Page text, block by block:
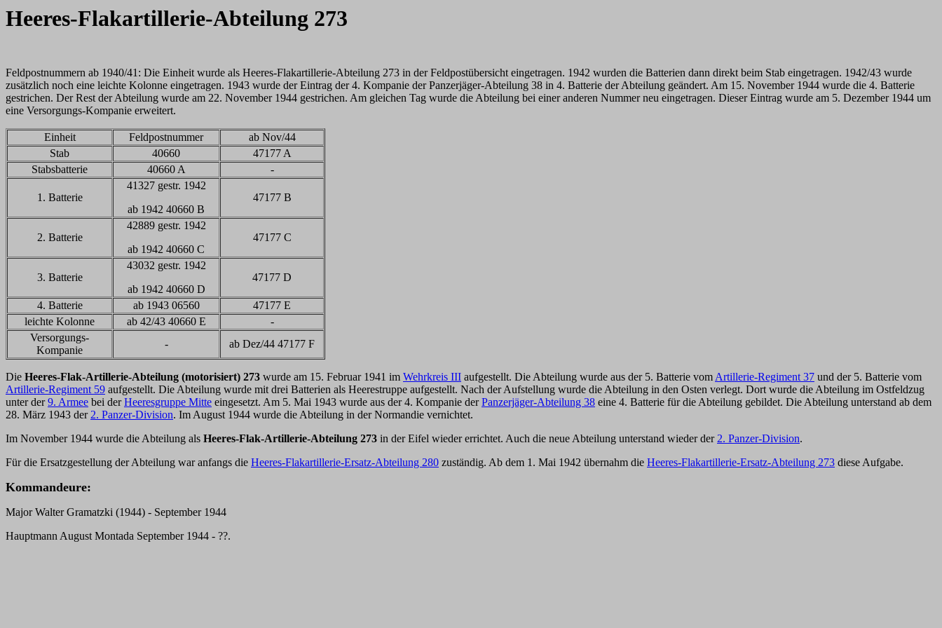
Heeres-Flakartillerie-Abteilung 273
Feldpostnummern ab 1940/41: Die Einheit wurde als Heeres-Flakartillerie-Abteilung 273 in der Feldpostübersicht eingetragen. 1942 wurden die Batterien dann direkt beim Stab eingetragen. 1942/43 wurde
zusätzlich noch eine leichte Kolonne eingetragen. 1943 wurde der Eintrag der 4. Kompanie der Panzerjäger-Abteilung 38 in 4. Batterie der Abteilung geändert. Am 15. November 1944 wurde die 4. Batterie
gestrichen. Der Rest der Abteilung wurde am 22. November 1944 gestrichen. Am gleichen Tag wurde die Abteilung bei einer anderen Nummer neu eingetragen. Dieser Eintrag wurde am 5. Dezember 1944 um
eine Versorgungs-Kompanie erweitert.
Einheit Feldpostnummer
ab Nov/44
Stab
40660
47177 A
Stabsbatterie
40660 A -
1. Batterie
41327 gestr. 1942
ab 1942 40660 B
47177 B
2. Batterie
42889 gestr. 1942
ab 1942 40660 C
47177 C
3. Batterie
43032 gestr. 1942
ab 1942 40660 D
47177 D
4. Batterie ab 1943 06560
47177 E
leichte Kolonne
ab 42/43 40660 E
-
Versorgungs-
Kompanie
- ab Dez/44 47177 F
Die Heeres-Flak-Artillerie-Abteilung (motorisiert) 273 wurde am 15. Februar 1941 im Wehrkreis III aufgestellt. Die Abteilung wurde aus der 5. Batterie vom Artillerie-Regiment 37 und der 5. Batterie vom
Artillerie-Regiment 59 aufgestellt. Die Abteilung wurde mit drei Batterien als Heerestruppe aufgestellt. Nach der Aufstellung wurde die Abteilung in den Osten verlegt. Dort wurde die Abteilung im Ostfeldzug
unter der9. Armee bei derHeeresgruppe Mitte eingesetzt. Am 5. Mai 1943 wurde aus der 4. Kompanie derPanzerjäger-Abteilung 38 eine 4. Batterie für die Abteilung gebildet. Die Abteilung unterstand ab dem
28. März 1943 der 2. Panzer-Division. Im August 1944 wurde die Abteilung in der Normandie vernichtet.
Im November 1944 wurde die Abteilung als Heeres-Flak-Artillerie-Abteilung 273 in der Eifel wieder errichtet. Auch die neue Abteilung unterstand wieder der 2. Panzer-Division.
Für die Ersatzgestellung der Abteilung war anfangs die Heeres-Flakartillerie-Ersatz-Abteilung 280 zuständig. Ab dem 1. Mai 1942 übernahm die Heeres-Flakartillerie-Ersatz-Abteilung 273 diese Aufgabe.
Kommandeure:
Major Walter Gramatzki (1944) - September 1944
Hauptmann August Montada September 1944 - ??.